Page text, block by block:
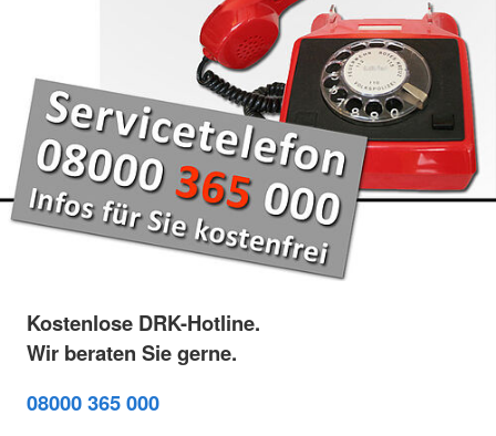
Kostenlose DRK-Hotline.
Wir beraten Sie gerne.
08000 365 000